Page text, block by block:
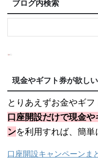
ブログ内検索
現金やギフト券が欲し
とりあえずお金やギフ
口座開設だけで現金
ンを利用すれば、簡単
口座開設キャンペーンま